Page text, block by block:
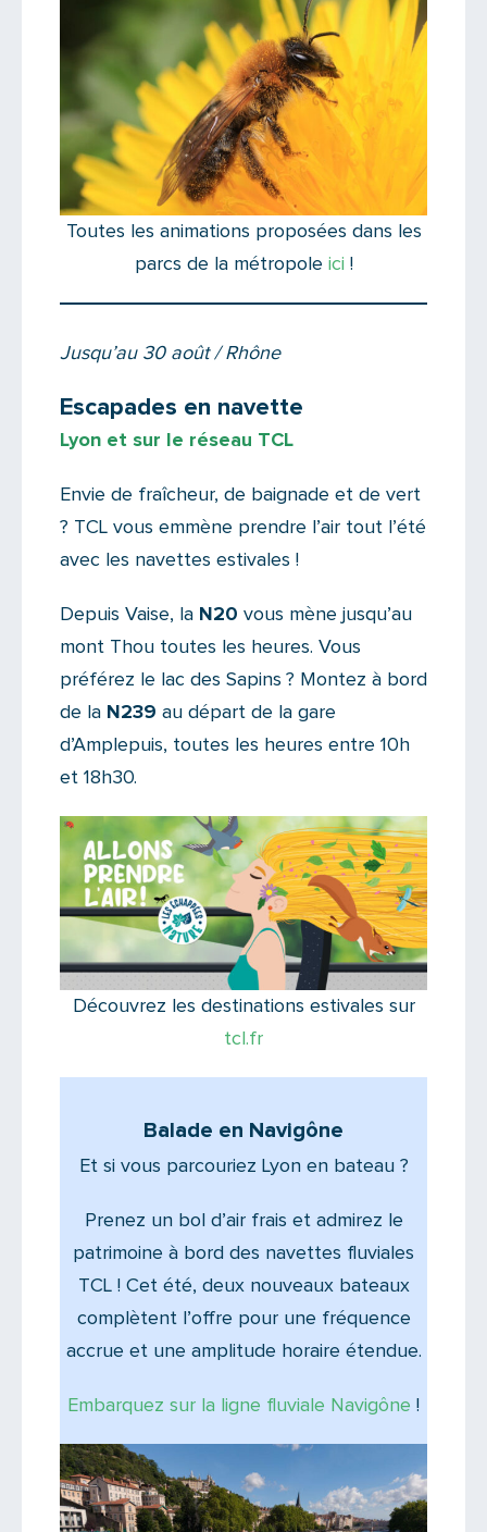
Toutes les animations proposées dans les
parcs de la métropole ici !
Jusqu’au 30 août / Rhône
Escapades en navette
Lyon et sur le réseau TCL
Envie de fraîcheur, de baignade et de vert
? TCL vous emmène prendre l’air tout l’été
avec les navettes estivales !
Depuis Vaise, la N20 vous mène jusqu’au
mont Thou toutes les heures. Vous
préférez le lac des Sapins ? Montez à bord
de la N239 au départ de la gare
d’Amplepuis, toutes les heures entre 10h
et 18h30.
Découvrez les destinations estivales sur
tcl.fr
Balade en Navigône
Et si vous parcouriez Lyon en bateau ?
Prenez un bol d’air frais et admirez le
patrimoine à bord des navettes fluviales
TCL ! Cet été, deux nouveaux bateaux
complètent l’offre pour une fréquence
accrue et une amplitude horaire étendue.
Embarquez sur la ligne fluviale Navigône !